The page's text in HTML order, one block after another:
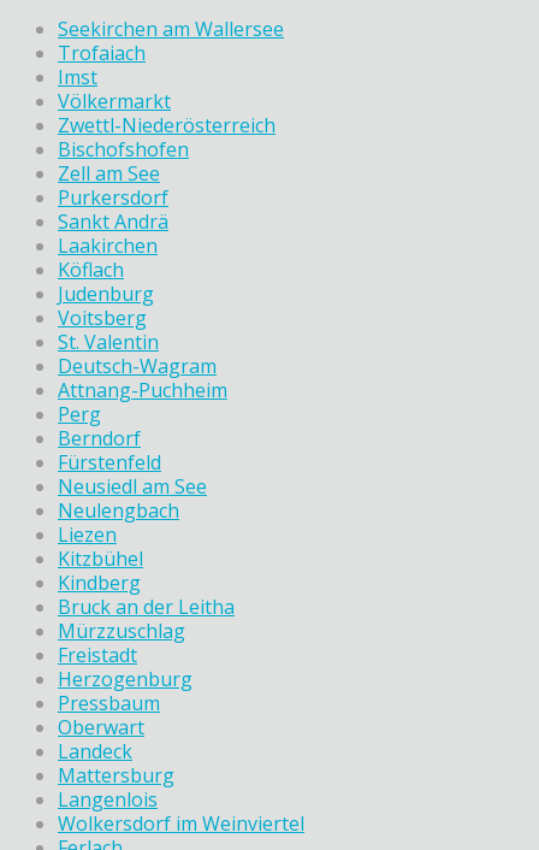
Seekirchen am Wallersee
Trofaiach
Imst
Völkermarkt
Zwettl-Niederösterreich
Bischofshofen
Zell am See
Purkersdorf
Sankt Andrä
Laakirchen
Köflach
Judenburg
Voitsberg
St. Valentin
Deutsch-Wagram
Attnang-Puchheim
Perg
Berndorf
Fürstenfeld
Neusiedl am See
Neulengbach
Liezen
Kitzbühel
Kindberg
Bruck an der Leitha
Mürzzuschlag
Freistadt
Herzogenburg
Pressbaum
Oberwart
Landeck
Mattersburg
Langenlois
Wolkersdorf im Weinviertel